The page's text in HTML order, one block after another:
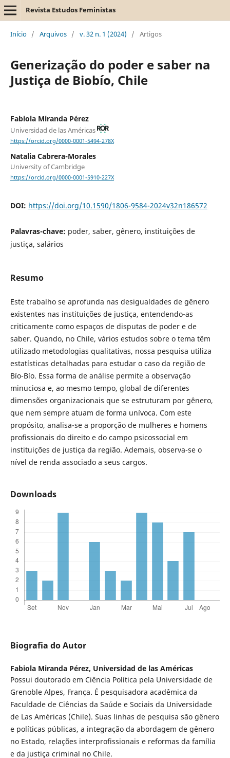
Revista Estudos Feministas
Início / Arquivos / v. 32 n. 1 (2024) / Artigos
Generização do poder e saber na
Justiça de Biobío, Chile
Fabiola Miranda Pérez
Universidad de las Américas
https://orcid.org/0000-0001-5494-278X
Natalia Cabrera-Morales
University of Cambridge
https://orcid.org/0000-0001-5910-227X
DOI: https://doi.org/10.1590/1806-9584-2024v32n186572
Palavras-chave: poder, saber, gênero, instituições de
justiça, salários
Resumo
Este trabalho se aprofunda nas desigualdades de gênero
existentes nas instituições de justiça, entendendo-as
criticamente como espaços de disputas de poder e de
saber. Quando, no Chile, vários estudos sobre o tema têm
utilizado metodologias qualitativas, nossa pesquisa utiliza
estatísticas detalhadas para estudar o caso da região de
Bío-Bío. Essa forma de análise permite a observação
minuciosa e, ao mesmo tempo, global de diferentes
dimensões organizacionais que se estruturam por gênero,
que nem sempre atuam de forma unívoca. Com este
propósito, analisa-se a proporção de mulheres e homens
profissionais do direito e do campo psicossocial em
instituições de justiça da região. Ademais, observa-se o
nível de renda associado a seus cargos.
Downloads
Biografia do Autor
Fabiola Miranda Pérez, Universidad de las Américas
Possui doutorado em Ciência Política pela Universidade de
Grenoble Alpes, França. É pesquisadora acadêmica da
Faculdade de Ciências da Saúde e Sociais da Universidade
de Las Américas (Chile). Suas linhas de pesquisa são gênero
e políticas públicas, a integração da abordagem de gênero
no Estado, relações interprofissionais e reformas da família
e da justiça criminal no Chile.